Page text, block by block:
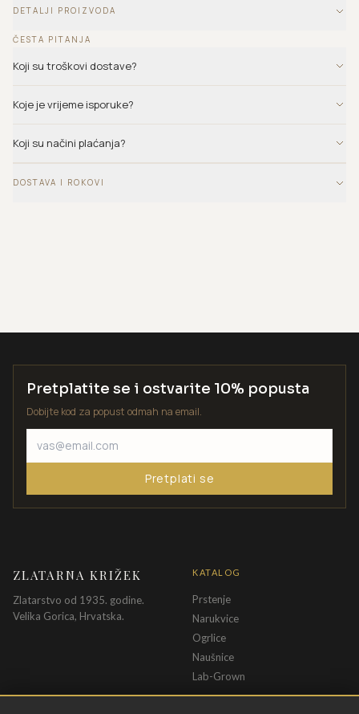
DETALJI PROIZVODA
ČESTA PITANJA
Koji su troškovi dostave?
Koje je vrijeme isporuke?
Koji su načini plaćanja?
DOSTAVA I ROKOVI
Pretplatite se i ostvarite 10% popusta
Dobijte kod za popust odmah na email.
Pretplati se
ZLATARNA KRIŽEK
Zlatarstvo od 1935. godine.
Velika Gorica, Hrvatska.
KATALOG
Prstenje
Narukvice
Ogrlice
Naušnice
Lab-Grown